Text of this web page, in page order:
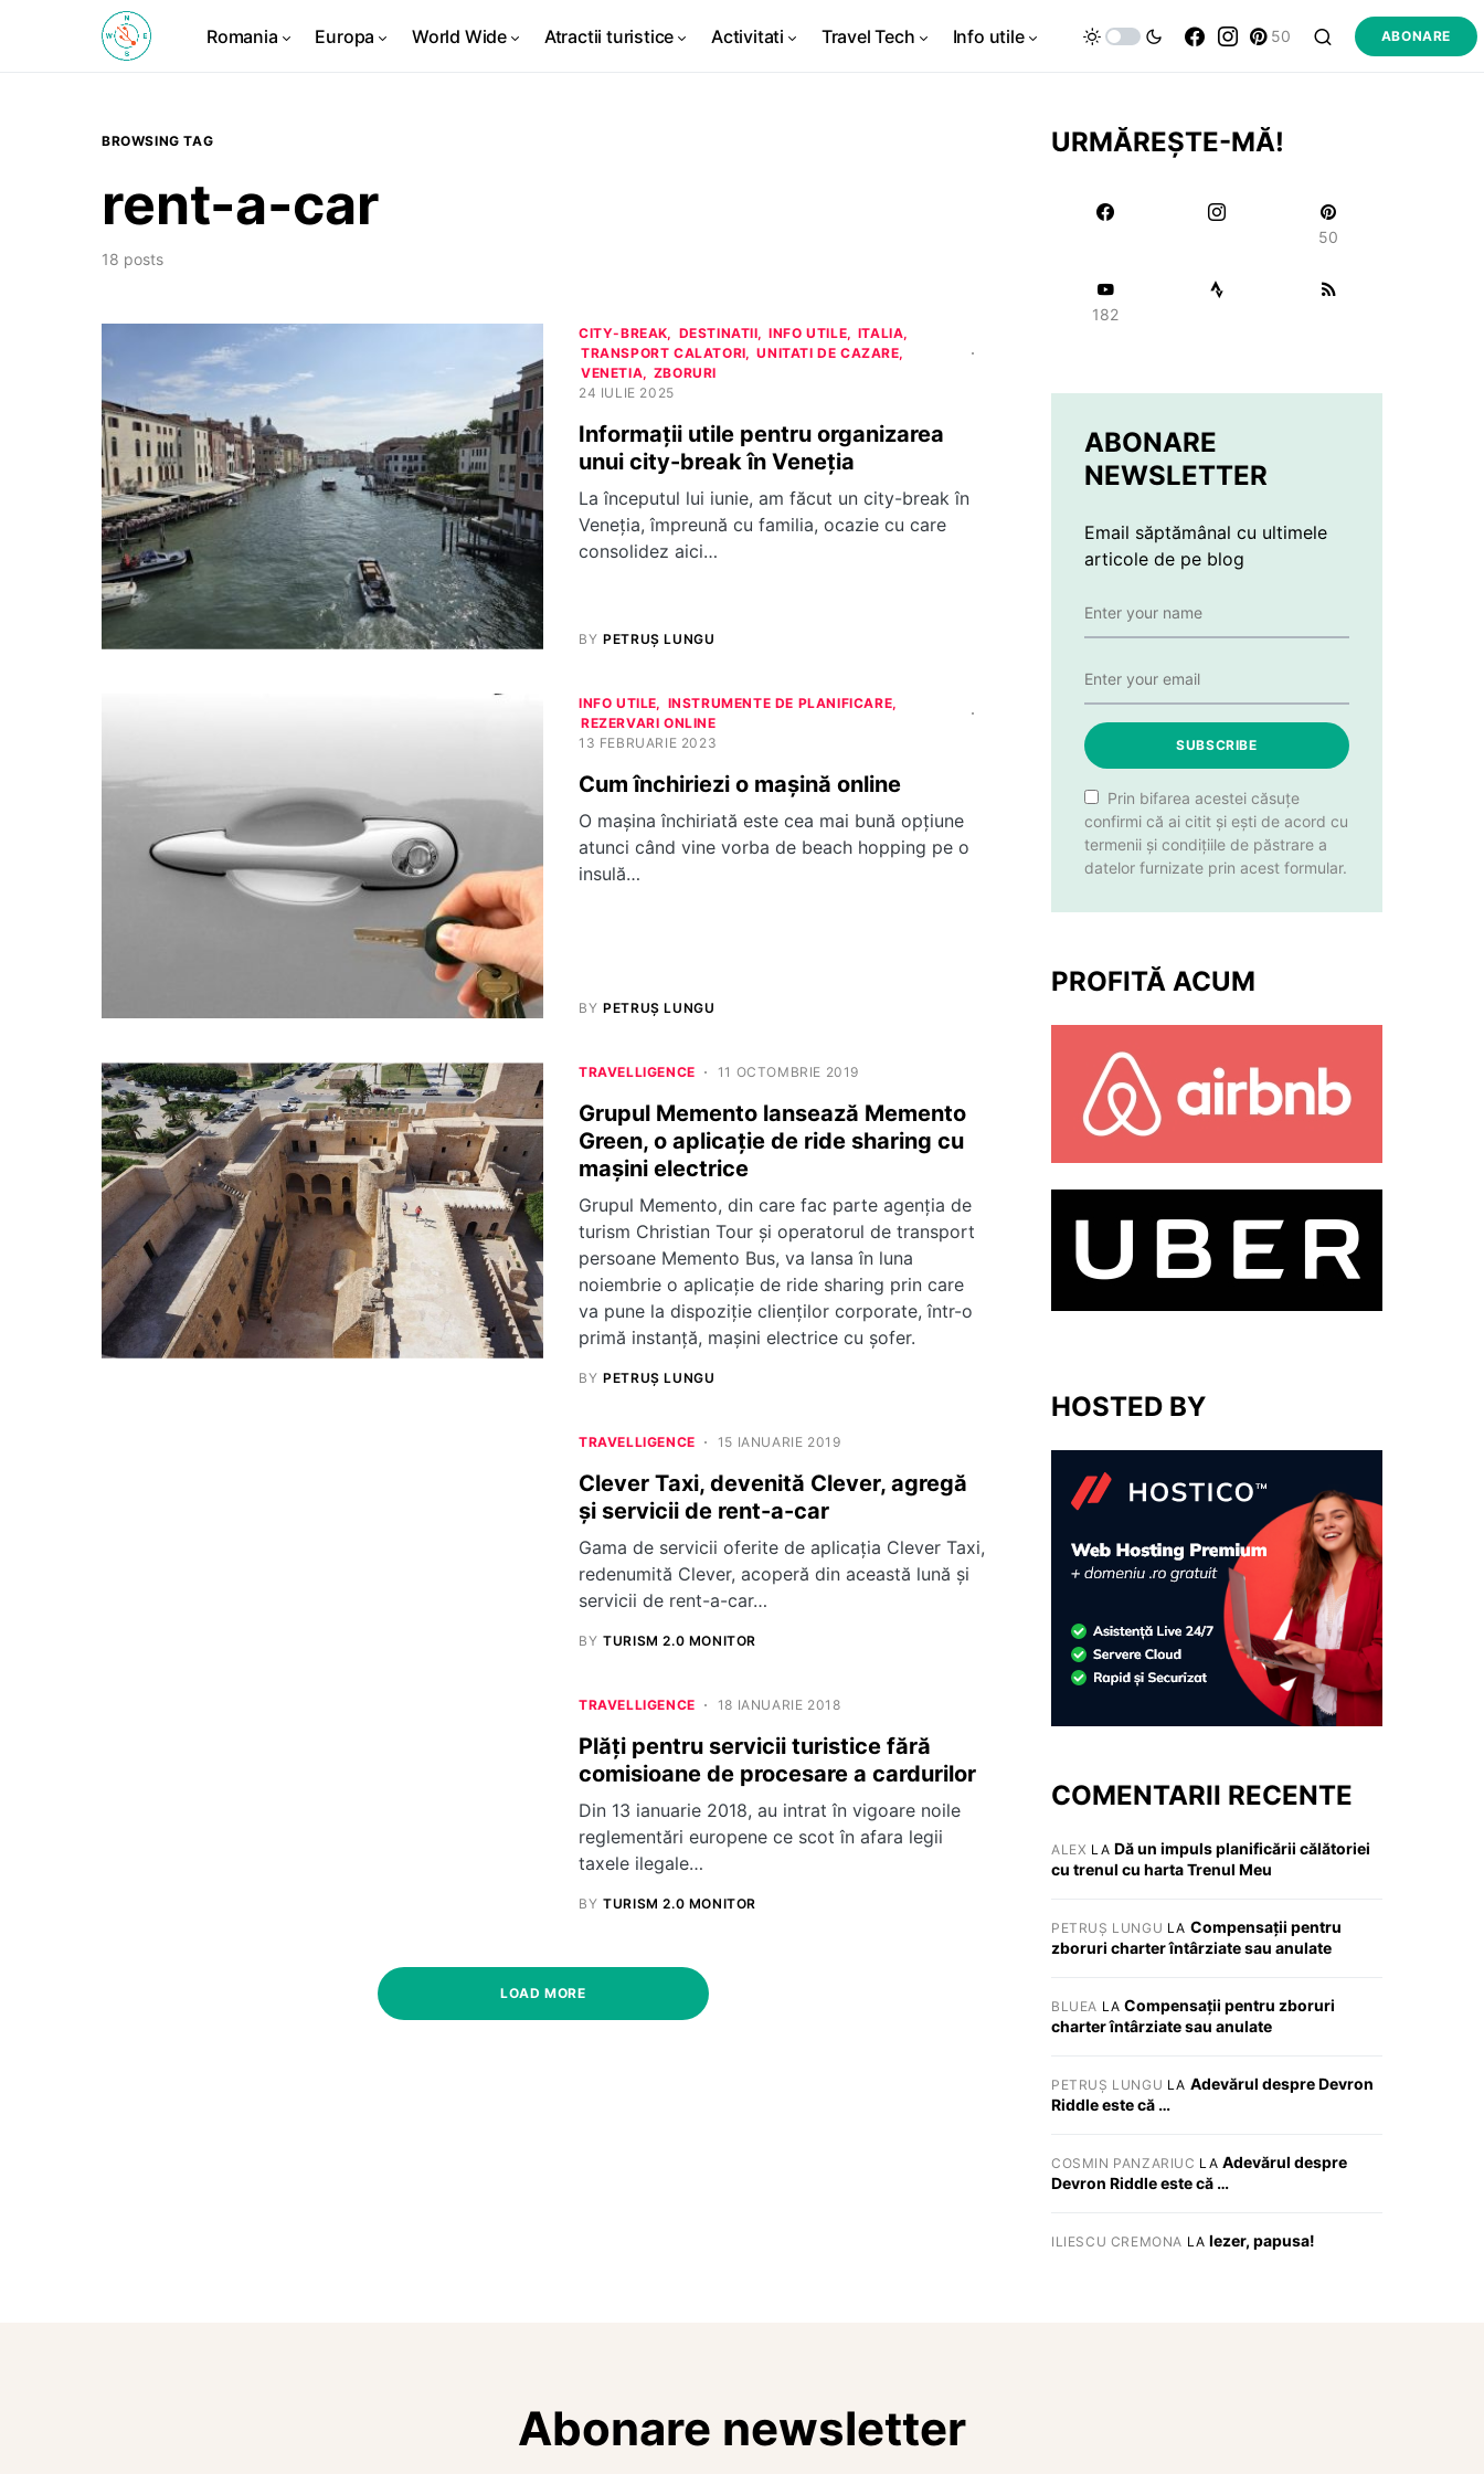
Romania Europa World Wide Atractii turistice Activitati Travel Tech Info utile 50 ABONARE
BROWSING TAG
rent-a-car
18 posts
CITY-BREAK DESTINATII INFO UTILE
ITALIA
TRANSPORT CALATORI
UNITATI DE CAZARE
VENETIA
ZBORURI
24 IULIE 2025
Informații utile pentru organizarea
unui city-break în Veneția
La începutul lui iunie, am făcut un city-break în
Veneția, împreună cu familia, ocazie cu care
consolidez aici…
BY PETRUȘ LUNGU
INFO UTILE
INSTRUMENTE DE PLANIFICARE
REZERVARI ONLINE
13 FEBRUARIE 2023
Cum închiriezi o mașină online
O mașina închiriată este cea mai bună opțiune
atunci când vine vorba de beach hopping pe o
insulă…
BY PETRUȘ LUNGU
TRAVELLIGENCE 11 OCTOMBRIE 2019
Grupul Memento lansează Memento
Green, o aplicație de ride sharing cu
maşini electrice
Grupul Memento, din care fac parte agenția de
turism Christian Tour și operatorul de transport
persoane Memento Bus, va lansa în lu­na
noiembrie o apli­caţie de ride sha­ring prin care
va pune la dispoziție clienților corporate, într-o
primă instanță, maşini electrice cu șofer.
BY PETRUȘ LUNGU
TRAVELLIGENCE 15 IANUARIE 2019
Clever Taxi, devenită Clever, agregă
și servicii de rent-a-car
Gama de servicii oferite de aplicația Clever Taxi,
redenumită Clever, acoperă din această lună și
servicii de rent-a-car…
BY TURISM 2.0 MONITOR
TRAVELLIGENCE 18 IANUARIE 2018
Plăți pentru servicii turistice fără
comisioane de procesare a cardurilor
Din 13 ianuarie 2018, au intrat în vigoare noile
reglementări europene ce scot în afara legii
taxele ilegale…
BY TURISM 2.0 MONITOR
LOAD MORE
URMĂREȘTE-MĂ!
50
182
ABONARE
NEWSLETTER
Email săptămânal cu ultimele
articole de pe blog
SUBSCRIBE
Prin bifarea acestei căsuțe
confirmi că ai citit și ești de acord cu
termenii și condițiile de păstrare a
datelor furnizate prin acest formular.
PROFITĂ ACUM
HOSTED BY
COMENTARII RECENTE
ALEX LA Dă un impuls planificării călătoriei
cu trenul cu harta Trenul Meu
PETRUȘ LUNGU LA Compensații pentru
zboruri charter întârziate sau anulate
BLUEA LACompensații pentru zboruri
charter întârziate sau anulate
PETRUȘ LUNGU LA Adevărul despre Devron
Riddle este că …
COSMIN PANZARIUC LA Adevărul despre
Devron Riddle este că …
ILIESCU CREMONA LA Iezer, papusa!
Abonare newsletter